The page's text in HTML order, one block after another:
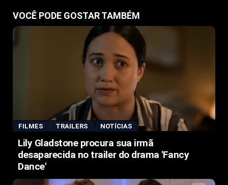
VOCÊ PODE GOSTAR TAMBÉM
FILMES TRAILERS NOTÍCIAS
Lily Gladstone procura sua irmã
desaparecida no trailer do drama 'Fancy
Dance'